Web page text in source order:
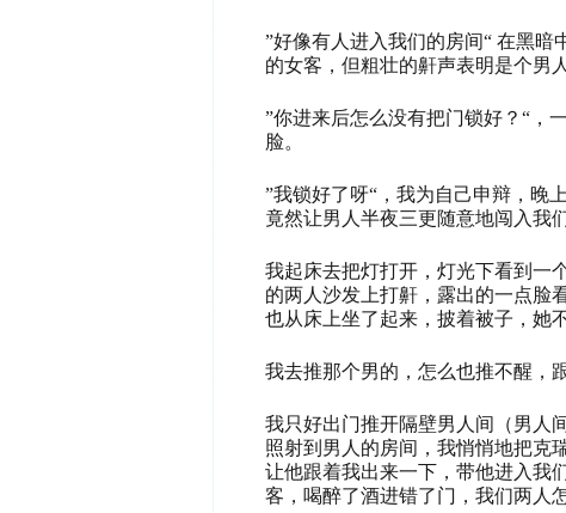
”好像有人进入我们的房间“ 在黑
的女客，但粗壮的鼾声表明是个男人
”你进来后怎么没有把门锁好？“，
脸。
”我锁好了呀“，我为自己申辩，晚
竟然让男人半夜三更随意地闯入我
我起床去把灯打开，灯光下看到一
的两人沙发上打鼾，露出的一点脸
也从床上坐了起来，披着被子，她
我去推那个男的，怎么也推不醒，
我只好出门推开隔壁男人间（男人
照射到男人的房间，我悄悄地把克
让他跟着我出来一下，带他进入我
客，喝醉了酒进错了门，我们两人